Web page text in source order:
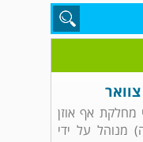
מחלקת אף אוזן
מנוהל על ידי